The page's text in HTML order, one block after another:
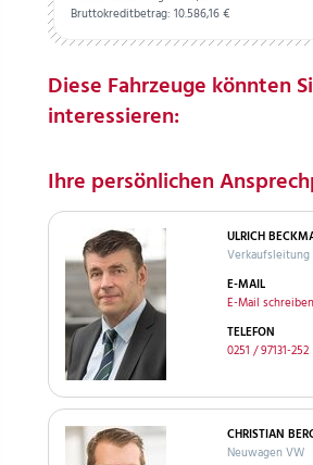
Bruttokreditbetrag: 10.586,16€
Diese Fahrzeuge könnten
interessieren:
Ihre persönlichen
ULRICH
Verkaufsleitung
E-MAIL
E-Mail schreiben
TELEFON
0251 / 97131-252
CHRISTIAN
Neuwagen VW